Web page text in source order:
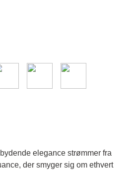
elegance strømmer fra
der smyger sig om ethvert